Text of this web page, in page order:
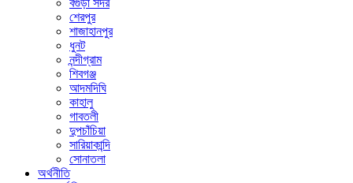
বগুড়া সদর
শেরপুর
শাজাহানপুর
ধুনট
নন্দীগ্রাম
শিবগঞ্জ
আদমদিঘি
কাহালু
গাবতলী
দুপচাঁচিয়া
সারিয়াকান্দি
সোনাতলা
অর্থনীতি